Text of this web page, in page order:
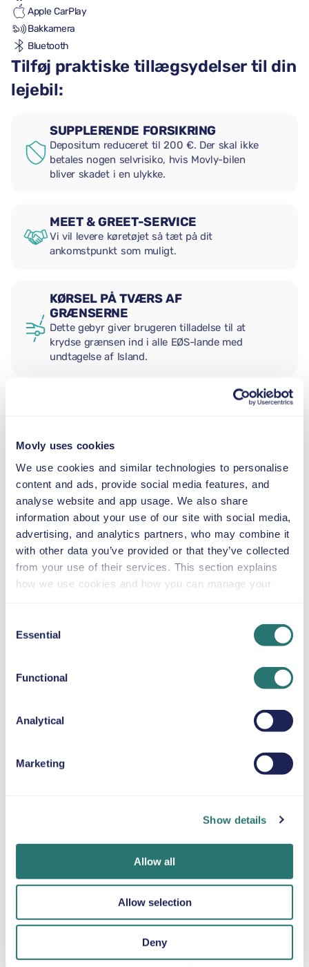
Movly uses cookies
We use cookies and similar technologies to personalise
content and ads, provide social media features, and
analyse website and app usage. We also share
information about your use of our site with social media,
advertising, and analytics partners, who may combine it
with other data you’ve provided or that they’ve collected
from your use of their services. This section explains
how we use cookies and how you can manage your
Selection
Essential
Functional
Analytical
Marketing
Show details
Allow all
Allow selection
Deny
Apple CarPlay
Bakkamera
Bluetooth
Tilføj praktiske tillægsydelser til din
lejebil:
SUPPLERENDE FORSIKRING
Depositum reduceret til 200 €. Der skal ikke
betales nogen selvrisiko, hvis Movly-bilen
bliver skadet i en ulykke.
MEET & GREET-SERVICE
Vi vil levere køretøjet så tæt på dit
ankomstpunkt som muligt.
KØRSEL PÅ TVÆRS AF
GRÆNSERNE
Dette gebyr giver brugeren tilladelse til at
krydse grænsen ind i alle EØS-lande med
undtagelse af Island.
BABYSTOL
2,5–13 kg
BARNESÆDE
9–18 kg
AUTOSTOL
SNEKÆDER
minutter på
appen.
billeje direkte fra
din telefon med
vores app.
Upload dine
dokumenter